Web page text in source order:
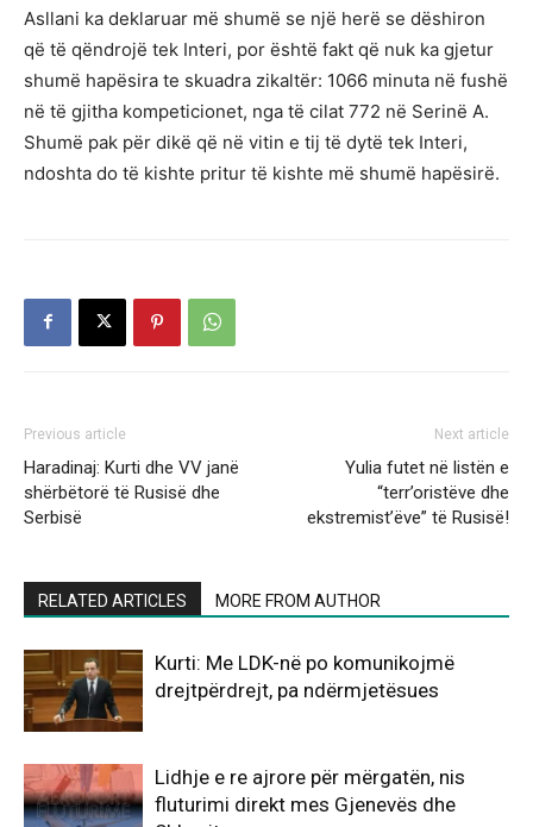
Asllani ka deklaruar më shumë se një herë se dëshiron
që të qëndrojë tek Interi, por është fakt që nuk ka gjetur
shumë hapësira te skuadra zikaltër: 1066 minuta në fushë
në të gjitha kompeticionet, nga të cilat 772 në Serinë A.
Shumë pak për dikë që në vitin e tij të dytë tek Interi,
ndoshta do të kishte pritur të kishte më shumë hapësirë.
Previous article
Haradinaj: Kurti dhe VV janë
shërbëtorë të Rusisë dhe
Serbisë
Next article
Yulia futet në listën e
“terr’oristëve dhe
ekstremist’ëve” të Rusisë!
RELATED ARTICLES MORE FROM AUTHOR
Kurti: Me LDK-në po komunikojmë
drejtpërdrejt, pa ndërmjetësues
Lidhje e re ajrore për mërgatën, nis
fluturimi direkt mes Gjenevës dhe